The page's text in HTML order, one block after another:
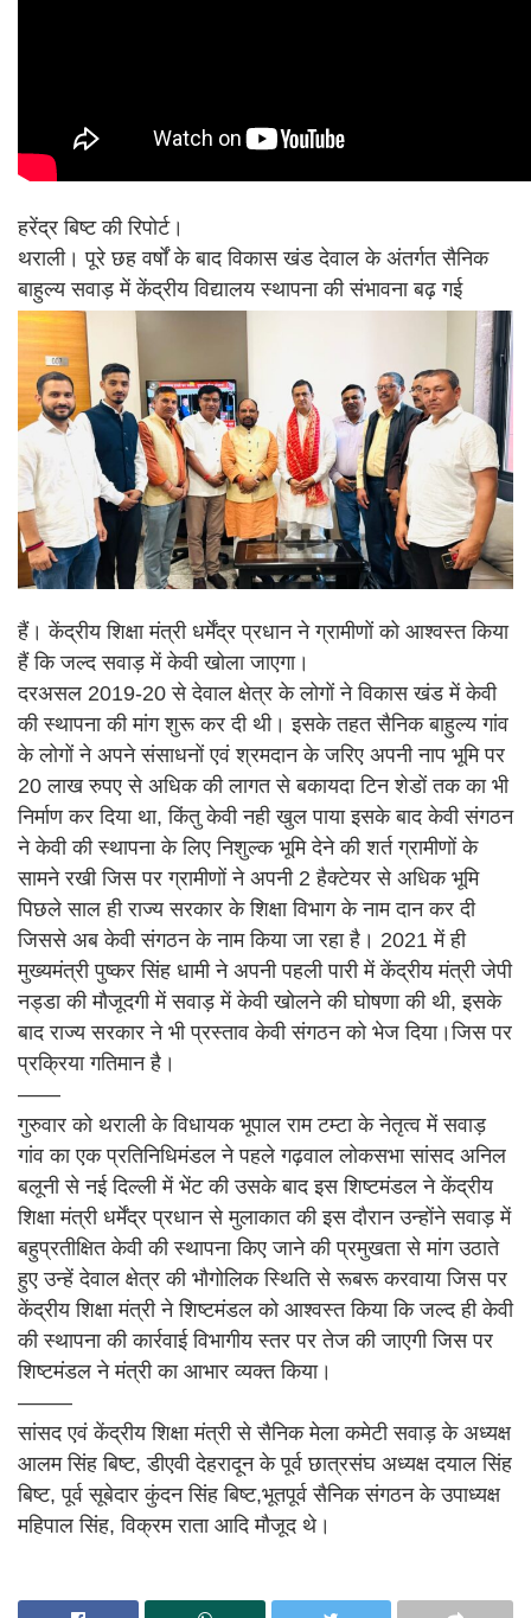
हरेंद्र बिष्ट की रिपोर्ट।
थराली। पूरे छह वर्षों के बाद विकास खंड देवाल के अंतर्गत सैनिक
बाहुल्य सवाड़ में केंद्रीय विद्यालय स्थापना की संभावना बढ़ गई
हैं। केंद्रीय शिक्षा मंत्री धर्मेंद्र प्रधान ने ग्रामीणों को आश्वस्त किया
हैं कि जल्द सवाड़ में केवी खोला जाएगा।
दरअसल 2019-20 से देवाल क्षेत्र के लोगों ने विकास खंड में केवी
की स्थापना की मांग शुरू कर दी थी। इसके तहत सैनिक बाहुल्य गांव
के लोगों ने अपने संसाधनों एवं श्रमदान के जरिए अपनी नाप भूमि पर
20 लाख रुपए से अधिक की लागत से बकायदा टिन शेडों तक का भी
निर्माण कर दिया था, किंतु केवी नही खुल पाया इसके बाद केवी संगठन
ने केवी की स्थापना के लिए निशुल्क भूमि देने की शर्त ग्रामीणों के
सामने रखी जिस पर ग्रामीणों ने अपनी 2 हैक्टेयर से अधिक भूमि
पिछले साल ही राज्य सरकार के शिक्षा विभाग के नाम दान कर दी
जिससे अब केवी संगठन के नाम किया जा रहा है। 2021 में ही
मुख्यमंत्री पुष्कर सिंह धामी ने अपनी पहली पारी में केंद्रीय मंत्री जेपी
नड्डा की मौजूदगी में सवाड़ में केवी खोलने की घोषणा की थी, इसके
बाद राज्य सरकार ने भी प्रस्ताव केवी संगठन को भेज दिया।जिस पर
प्रक्रिया गतिमान है।
——
गुरुवार को थराली के विधायक भूपाल राम टम्टा के नेतृत्व में सवाड़
गांव का एक प्रतिनिधिमंडल ने पहले गढ़वाल लोकसभा सांसद अनिल
बलूनी से नई दिल्ली में भेंट की उसके बाद इस शिष्टमंडल ने केंद्रीय
शिक्षा मंत्री धर्मेंद्र प्रधान से मुलाकात की इस दौरान उन्होंने सवाड़ में
बहुप्रतीक्षित केवी की स्थापना किए जाने की प्रमुखता से मांग उठाते
हुए उन्हें देवाल क्षेत्र की भौगोलिक स्थिति से रूबरू करवाया जिस पर
केंद्रीय शिक्षा मंत्री ने शिष्टमंडल को आश्वस्त किया कि जल्द ही केवी
की स्थापना की कार्रवाई विभागीय स्तर पर तेज की जाएगी जिस पर
शिष्टमंडल ने मंत्री का आभार व्यक्त किया।
——–
सांसद एवं केंद्रीय शिक्षा मंत्री से सैनिक मेला कमेटी सवाड़ के अध्यक्ष
आलम सिंह बिष्ट, डीएवी देहरादून के पूर्व छात्रसंघ अध्यक्ष दयाल सिंह
बिष्ट, पूर्व सूबेदार कुंदन सिंह बिष्ट,भूतपूर्व सैनिक संगठन के उपाध्यक्ष
महिपाल सिंह, विक्रम राता आदि मौजूद थे।